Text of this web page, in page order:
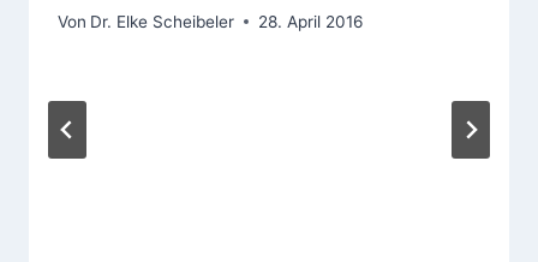
Von Dr. Elke Scheibeler 28. April 2016